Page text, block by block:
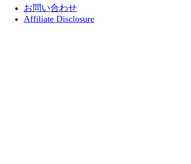
お問い合わせ
Affiliate Disclosure